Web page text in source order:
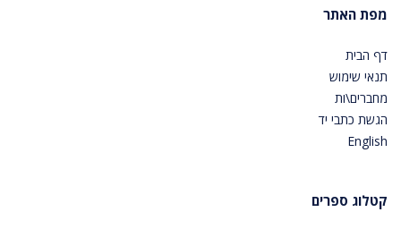
מפת האתר
דף הבית
תנאי שימוש
מחברים\ות
הגשת כתבי יד
English
קטלוג ספרים